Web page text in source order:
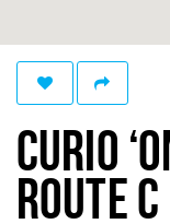
Q&A
KORTING
Breda Student
Draai aan het rad!
CURIO
ROUTE C